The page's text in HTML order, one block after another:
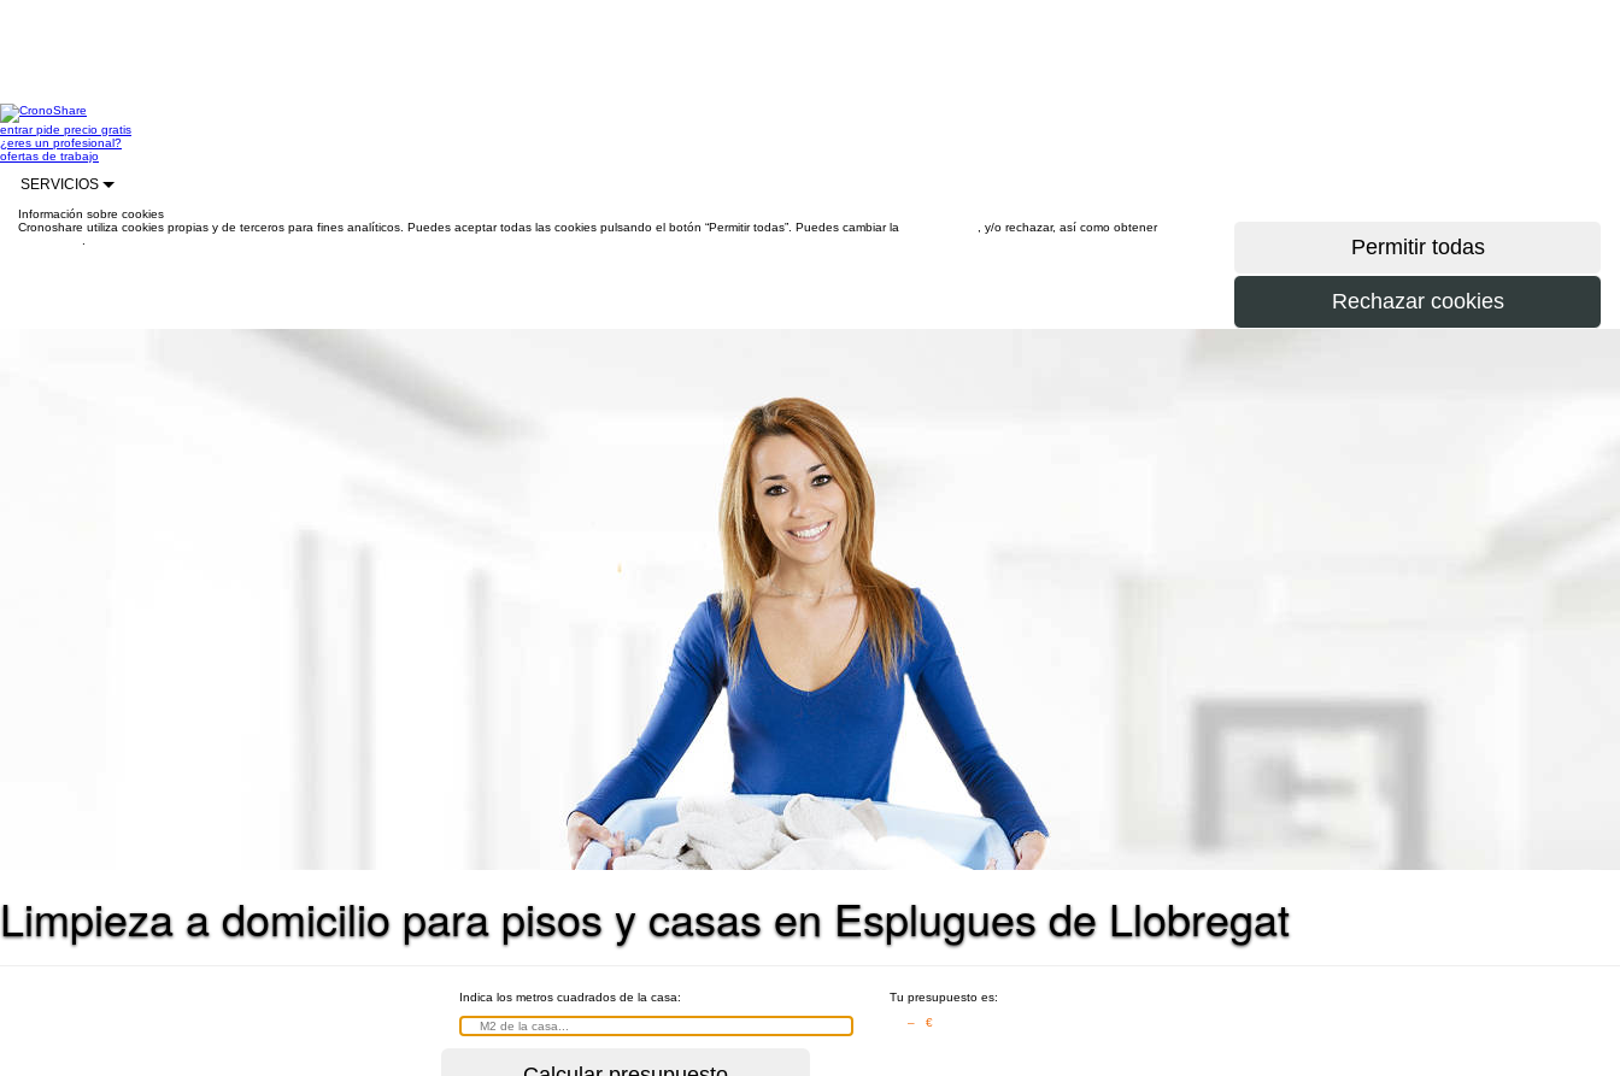
entrarpide precio gratis
¿eres un profesional?
ofertas de trabajo
SERVICIOS
Información sobre cookies
Cronoshare utiliza cookies propias y de terceros para fines analíticos. Puedes aceptar todas las cookies pulsando el botón “Permitir todas”. Puedes cambiar la
, y/o rechazar, así como obtener
Limpieza a domicilio para pisos y casas en Esplugues de Llobregat
Indica los metros cuadrados de la casa:
Tu presupuesto es:
– €